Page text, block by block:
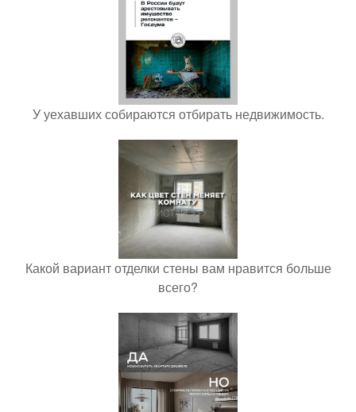
У уехавших собираются отбирать недвижимость.
Какой вариант отделки стены вам нравится больше
всего?